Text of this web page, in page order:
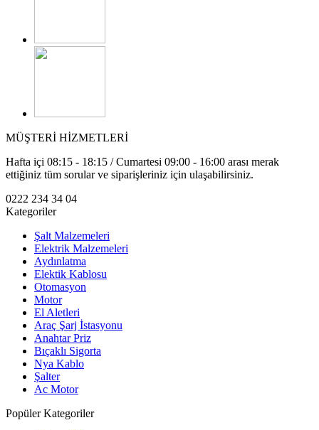
MÜŞTERİ HİZMETLERİ
Hafta içi 08:15 - 18:15 / Cumartesi 09:00 - 16:00 arası merak
ettiğiniz tüm sorular ve siparişleriniz için ulaşabilirsiniz.
0222 234 34 04
Kategoriler
Şalt Malzemeleri
Elektrik Malzemeleri
Aydınlatma
Elektik Kablosu
Otomasyon
Motor
El Aletleri
Araç Şarj İstasyonu
Anahtar Priz
Bıçaklı Sigorta
Nya Kablo
Şalter
Ac Motor
Popüler Kategoriler